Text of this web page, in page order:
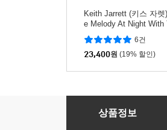
Keith Jarrett (키스 자렛
e Melody At Night With
6건
23,400원 (19% 할인)
Chet Baker - Chet
상품정보